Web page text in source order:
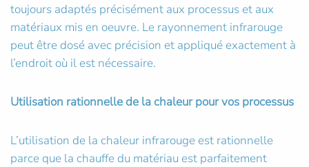
toujours adaptés précisément aux processus et aux
matériaux mis en oeuvre. Le rayonnement infrarouge
peut être dosé avec précision et appliqué exactement à
l’endroit où il est nécessaire.
Utilisation rationnelle de la chaleur pour vos processus
L’utilisation de la chaleur infrarouge est rationnelle
parce que la chauffe du matériau est parfaitement